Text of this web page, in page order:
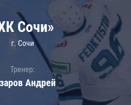
Сочи»
г. Сочи
Тренер:
Андрей